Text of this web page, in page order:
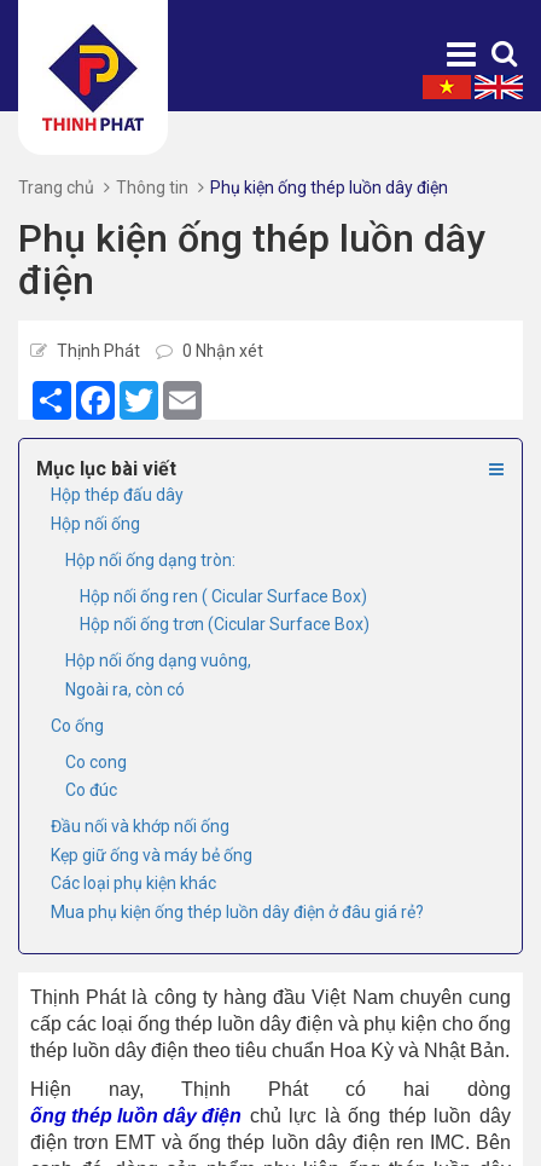
Trang chủ Thông tin Phụ kiện ống thép luồn dây điện
Phụ kiện ống thép luồn dây
điện
Thịnh Phát 0 Nhận xét
Share Facebook
Twitter
Mục lục bài viết
Hộp thép đấu dây
Hộp nối ống
Hộp nối ống dạng tròn:
Hộp nối ống ren ( Cicular Surface Box)
Hộp nối ống trơn (Cicular Surface Box)
Hộp nối ống dạng vuông,
Ngoài ra, còn có
Co ống
Co cong
Co đúc
Đầu nối và khớp nối ống
Kẹp giữ ống và máy bẻ ống
Các loại phụ kiện khác
Mua phụ kiện ống thép luồn dây điện ở đâu giá rẻ?
Thịnh Phát là công ty hàng đầu Việt Nam chuyên cung
cấp các loại ống thép luồn dây điện và phụ kiện cho ống
thép luồn dây điện theo tiêu chuẩn Hoa Kỳ và Nhật Bản.
Hiện nay, Thịnh Phát có hai dòng
ống thép luồn dây điện chủ lực là ống thép luồn dây
điện trơn EMT và ống thép luồn dây điện ren IMC. Bên